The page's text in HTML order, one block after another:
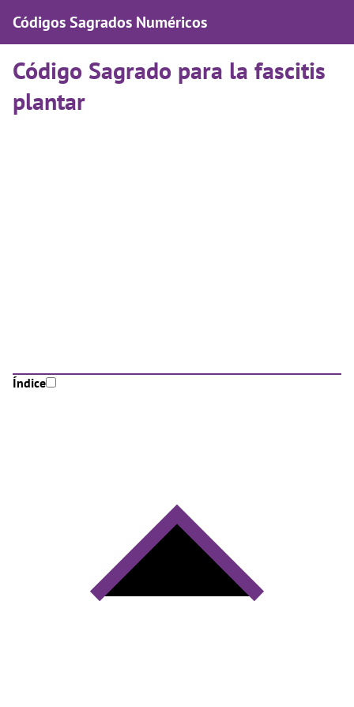
Códigos Sagrados Numéricos
Código Sagrado para la fascitis
plantar
Índice